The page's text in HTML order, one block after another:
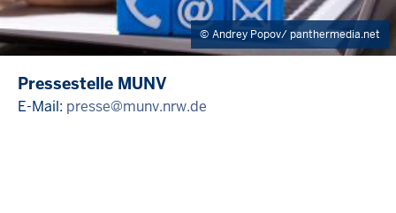
Andrey Popov/ panthermedia.net
Pressestelle MUNV
E-Mail: presse@munv.nrw.de